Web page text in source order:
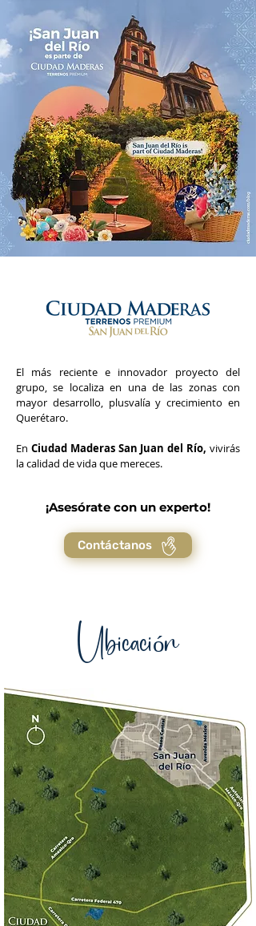
El más reciente e innovador proyecto del
grupo, se localiza en una de las zonas con
mayor desarrollo, plusvalía y crecimiento en
Querétaro.
En Ciudad Maderas San Juan del Río, vivirás
la calidad de vida que mereces.
¡Asesórate con un experto!
Contáctanos
Ubicación